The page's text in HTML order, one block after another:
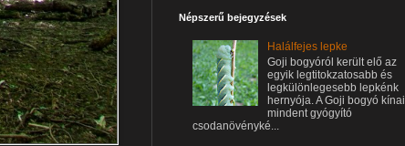
Népszerű bejegyzések
Halálfejes lepke
Goji bogyóról került elő az
egyik legtitokzatosabb és
legkülönlegesebb lepkénk
hernyója. A Goji bogyó kínai
mindent gyógyító
csodanövényké...